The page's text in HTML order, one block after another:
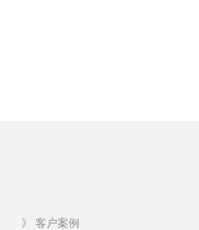
》 客户案例